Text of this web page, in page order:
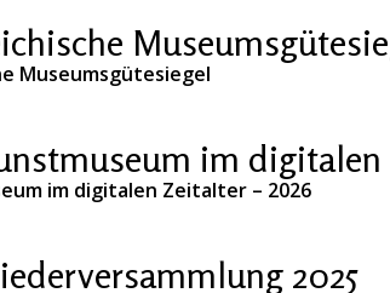
Museumsgütesiegel
im
im digitalen Zeitalter – 2026
2025